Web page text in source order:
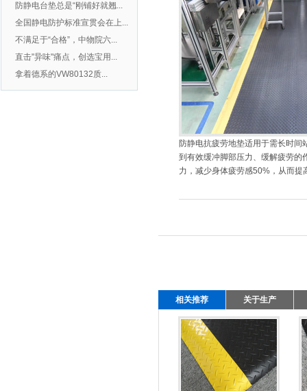
防静电台垫总是“刚铺好就翘...
全国静电防护标准宣贯会在上...
不满足于“合格”，中物院六...
直击"异味"痛点，创选宝用...
拿着德系的VW80132质...
防静电抗疲劳地垫适用于需长时间
到有效缓冲脚部压力、缓解疲劳的
力，减少身体疲劳感50%，从而提
相关推荐 关于生产